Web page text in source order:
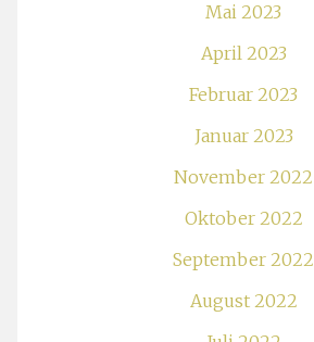
Mai 2023
April 2023
Februar 2023
Januar 2023
November 2022
Oktober 2022
September 2022
August 2022